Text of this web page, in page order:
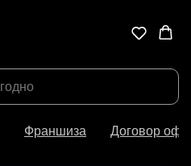
Франшиза Договор